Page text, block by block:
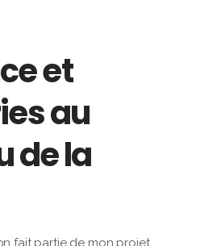
et
au
de la
fait partie de mon projet